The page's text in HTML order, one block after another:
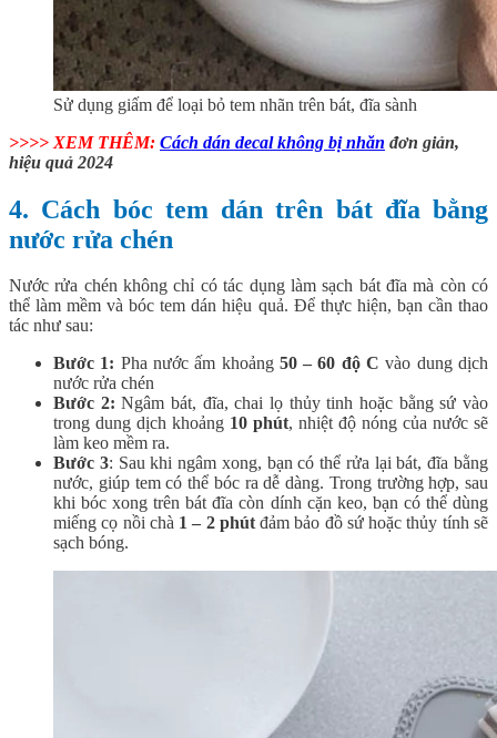
Sử dụng giấm để loại bỏ tem nhãn trên bát, đĩa sành
>>>> XEM THÊM: Cách dán decal không bị nhăn đơn giản,
hiệu quả 2024
4. Cách bóc tem dán trên bát đĩa bằng
nước rửa chén
Nước rửa chén không chỉ có tác dụng làm sạch bát đĩa mà còn có
thể làm mềm và bóc tem dán hiệu quả. Để thực hiện, bạn cần thao
tác như sau:
Bước 1: Pha nước ấm khoảng50 – 60 độ C vào dung dịch
nước rửa chén
Bước 2: Ngâm bát, đĩa, chai lọ thủy tinh hoặc bằng sứ vào
trong dung dịch khoảng 10 phút, nhiệt độ nóng của nước sẽ
làm keo mềm ra.
Bước 3: Sau khi ngâm xong, bạn có thể rửa lại bát, đĩa bằng
nước, giúp tem có thể bóc ra dễ dàng. Trong trường hợp, sau
khi bóc xong trên bát đĩa còn dính cặn keo, bạn có thể dùng
miếng cọ nồi chà1 – 2 phútđảm bảo đồ sứ hoặc thủy tính sẽ
sạch bóng.